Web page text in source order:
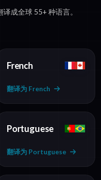
成全球 55+ 种语言。
French
翻译为 French
Portuguese
翻译为 Portuguese